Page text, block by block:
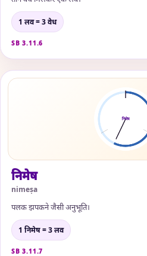
1 लव = 3 वेध
SB 3.11.6
निमेष
nimeṣa
पलक झपकने जैसी अनुभूति।
1 निमेष = 3 लव
SB 3.11.7